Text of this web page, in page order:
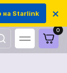
на Starlink ×
0